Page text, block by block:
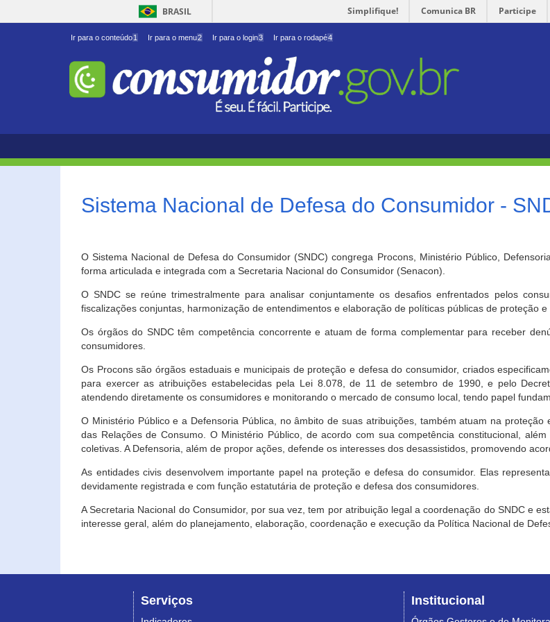
BRASIL Simplifique! Comunica BR Participe
Ir para o conteúdo1 Ir para o menu2 Ir para o login3 Ir para o rodapé4
Sistema Nacional de Defesa do Consumidor -
O Sistema Nacional de Defesa do Consumidor (SNDC) congrega Procons, Ministério Público,
forma articulada e integrada com a Secretaria Nacional do Consumidor (Senacon).
O SNDC se reúne trimestralmente para analisar conjuntamente os desafios enfrentados pelos
fiscalizações conjuntas, harmonização de entendimentos e elaboração de políticas públicas de proteção e
Os órgãos do SNDC têm competência concorrente e atuam de forma complementar para receber
consumidores.
Os Procons são órgãos estaduais e municipais de proteção e defesa do consumidor, criados
para exercer as atribuições estabelecidas pela Lei 8.078, de 11 de setembro de 1990, e pelo
atendendo diretamente os consumidores e monitorando o mercado de consumo local, tendo papel
O Ministério Público e a Defensoria Pública, no âmbito de suas atribuições, também atuam na
das Relações de Consumo. O Ministério Público, de acordo com sua competência constitucional,
coletivas. A Defensoria, além de propor ações, defende os interesses dos desassistidos, promovendo
As entidades civis desenvolvem importante papel na proteção e defesa do consumidor. Elas
devidamente registrada e com função estatutária de proteção e defesa dos consumidores.
A Secretaria Nacional do Consumidor, por sua vez, tem por atribuição legal a coordenação do SNDC e
interesse geral, além do planejamento, elaboração, coordenação e execução da Política Nacional de
Serviços Institucional